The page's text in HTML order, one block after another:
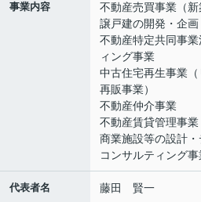
事業内容
不動産売買事業（
譲戸建の開発・企画
不動産特定共同事
ィング事業
中古住宅再生事業
再販事業）
不動産仲介事業
不動産賃貸管理事業
商業施設等の設計
コンサルティング事
代表者名 藤田 賢一